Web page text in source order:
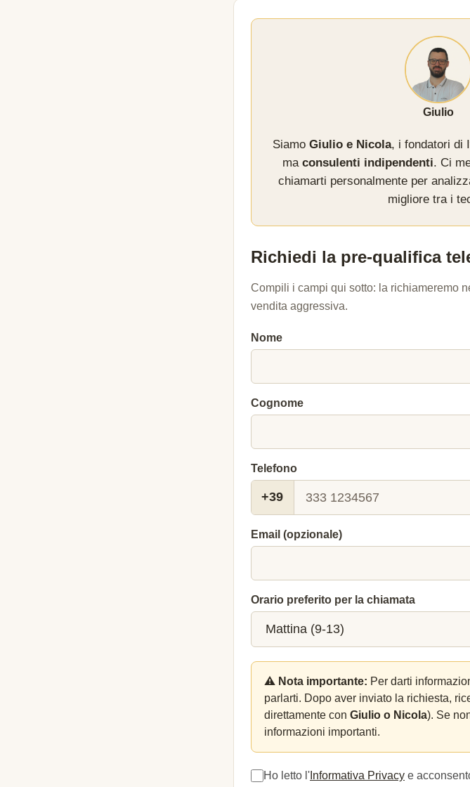
Giulio
Siamo Giulio e Nicola, i fondatori di
ma consulenti indipendenti. Ci
chiamarti personalmente per
migliore tra i
Richiedi la pre-qualifica
Compili i campi qui sotto: la richiameremo
vendita aggressiva.
Nome
Cognome
Telefono
+39
Email (opzionale)
Orario preferito per la chiamata
⚠️ Nota importante: Per darti
parlarti. Dopo aver inviato la richiesta,
direttamente con Giulio o Nicola). Se
informazioni importanti.
Ho letto l' Informativa Privacy e